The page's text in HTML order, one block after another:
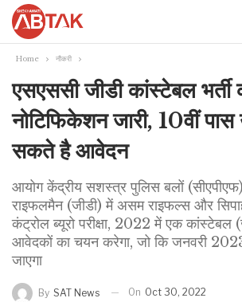
Home नौकरी
एसएससी जीडी कांस्टेबल भर्ती
नोटिफिकेशन जारी, 10वीं पास
सकते है आवेदन
आयोग केंद्रीय सशस्त्र पुलिस बलों
राइफलमैन (जीडी) में असम राइफल्स और
कंट्रोल ब्यूरो परीक्षा, 2022 में एक कांस्टेबल
आवेदकों का चयन करेगा, जो कि जनवरी
जाएगा
By SAT News On Oct 30, 2022